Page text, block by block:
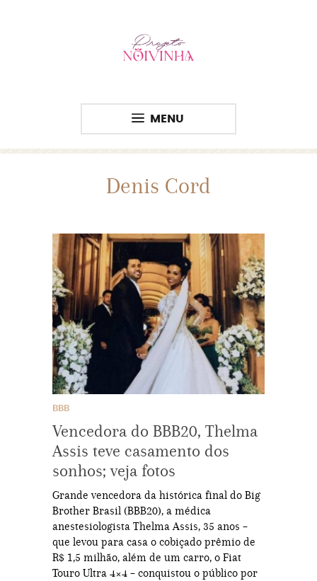
MENU
Denis Cord
BBB
Vencedora do BBB20, Thelma
Assis teve casamento dos
sonhos; veja fotos
Grande vencedora da histórica final do Big
Brother Brasil (BBB20), a médica
anestesiologista Thelma Assis, 35 anos –
que levou para casa o cobiçado prêmio de
R$ 1,5 milhão, além de um carro, o Fiat
Touro Ultra 4×4 – conquistou o público por